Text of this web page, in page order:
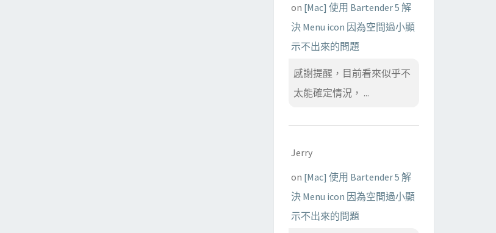
on [Mac] 使用 Bartender 5 解
決 Menu icon 因為空間過小顯
示不出來的問題
感謝提醒，目前看來似乎不
太能確定情況， ...
Jerry
on [Mac] 使用 Bartender 5 解
決 Menu icon 因為空間過小顯
示不出來的問題